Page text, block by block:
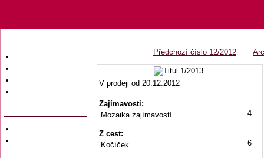
Předchozí číslo 12/2012
V prodeji od 20.12.2012
Zajímavosti:
Mozaika zajímavostí
4
Z cest:
Kočíček
6